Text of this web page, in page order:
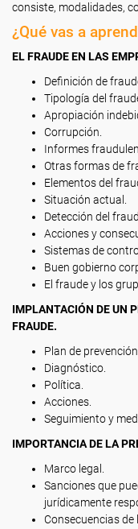
consiste, modalidades,
¿Qué vas a
EL FRAUDE EN LAS
Definición de
Tipología del
Apropiación
Corrupción.
Informes
Otras formas de
Elementos del
Situación actual.
Detección del
Acciones y
Sistemas de
Buen gobierno
El fraude y los
IMPLANTACIÓN DE UN
FRAUDE.
Plan de
Diagnóstico.
Política.
Acciones.
Seguimiento y
IMPORTANCIA DE LA
Marco legal.
Sanciones que
jurídicamente
Consecuencias de